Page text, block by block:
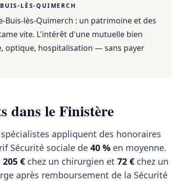
LÈS-QUIMERCH
Buis-lès-Quimerch : un patrimoine et des
vite. L'intérêt d'une mutuelle bien
optique, hospitalisation — sans payer
dans le Finistère
appliquent des honoraires
Sécurité sociale de 40 % en moyenne.
205 € chez un chirurgien et 72 € chez un
après remboursement de la Sécurité